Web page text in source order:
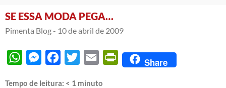
SE ESSA MODA PEGA…
Pimenta Blog - 10 de abril de 2009
WhatsAppMessengerFacebook
Twitter Email PrintFriendly
Share
Tempo de leitura: < 1 minuto